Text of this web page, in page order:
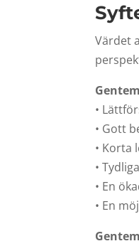
Värdet
•
• Gott
• Korta
•
• En
• En